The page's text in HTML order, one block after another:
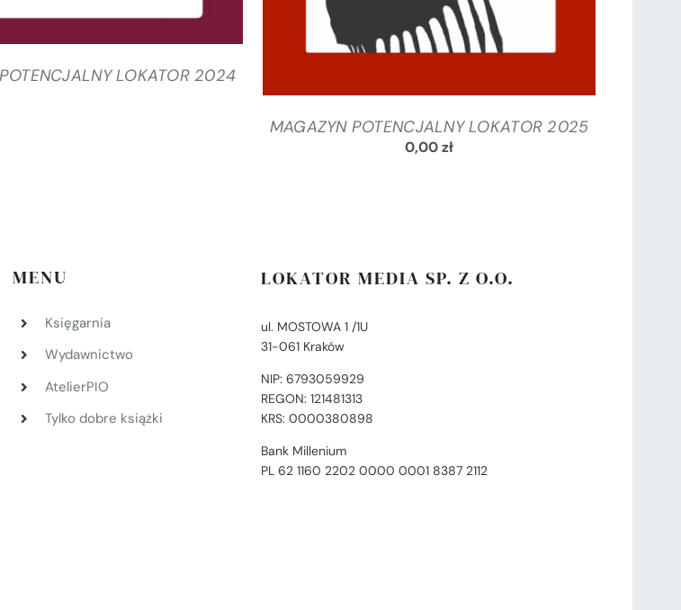
LOKATOR 2024
MAGAZYN POTENCJALNY LOKATOR 2025
0,00zł
MENU
Księgarnia
Wydawnictwo
AtelierPIO
Tylko dobre książki
LOKATOR MEDIA SP. Z O.O.
ul. MOSTOWA 1 /1U
31-061 Kraków
NIP: 6793059929
REGON: 121481313
KRS: 0000380898
Bank Millenium
PL 62 1160 2202 0000 0001 8387 2112